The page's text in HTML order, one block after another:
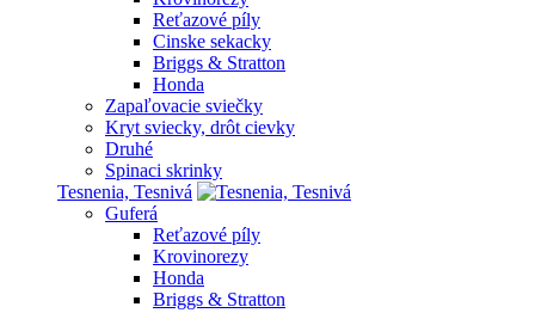
Reťazové píly
Cinske sekacky
Briggs & Stratton
Honda
Zapaľovacie sviečky
Kryt sviecky, drôt cievky
Druhé
Spinaci skrinky
Tesnenia, Tesnivá
Guferá
Reťazové píly
Krovinorezy
Honda
Briggs & Stratton